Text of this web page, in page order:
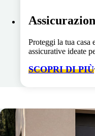
Proteggi la tua casa
assicurative ideate
SCOPRI DI PIÙ